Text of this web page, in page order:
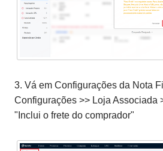
3. Vá em Configurações da Nota
Configurações >> Loja Associada
"Inclui o frete do comprador"